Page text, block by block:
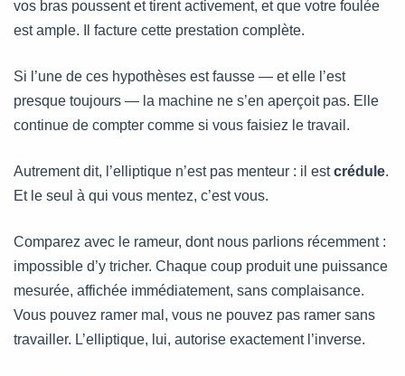
vos bras poussent et tirent activement, et que votre foulée
est ample. Il facture cette prestation complète.
Si l’une de ces hypothèses est fausse — et elle l’est
presque toujours — la machine ne s’en aperçoit pas. Elle
continue de compter comme si vous faisiez le travail.
Autrement dit, l’elliptique n’est pas menteur : il estcrédule.
Et le seul à qui vous mentez, c’est vous.
Comparez avec le rameur, dont nous parlions récemment :
impossible d’y tricher. Chaque coup produit une puissance
mesurée, affichée immédiatement, sans complaisance.
Vous pouvez ramer mal, vous ne pouvez pas ramer sans
travailler. L’elliptique, lui, autorise exactement l’inverse.